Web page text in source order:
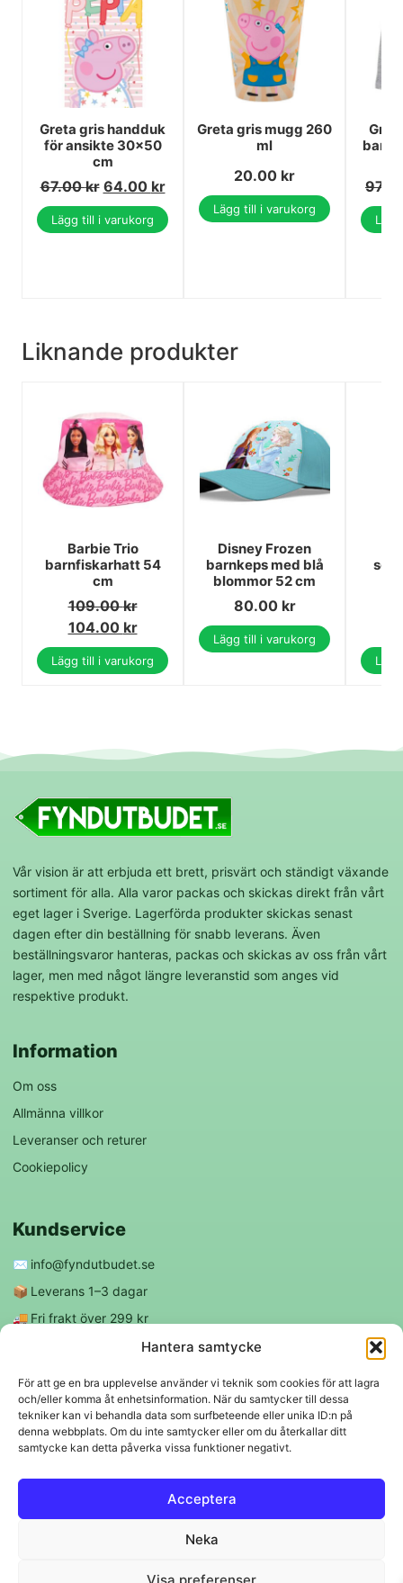
Hantera samtycke
För att ge en bra upplevelse använder vi teknik som cookies för att lagra
och/eller komma åt enhetsinformation. När du samtycker till dessa
tekniker kan vi behandla data som surfbeteende eller unika ID:n på
denna webbplats. Om du inte samtycker eller om du återkallar ditt
samtycke kan detta påverka vissa funktioner negativt.
Acceptera
Neka
Visa preferenser
Greta gris handduk
för ansikte 30x50
cm
67.00kr 64.00 kr
Lägg till i varukorg
Greta gris mugg 260
ml
20.00 kr
Lägg till i varukorg
barn
Liknande produkter
Barbie Trio
barnfiskarhatt 54
cm
109.00kr
104.00 kr
Lägg till i varukorg
Disney Frozen
barnkeps med blå
blommor 52 cm
80.00 kr
Lägg till i varukorg
Vår vision är att erbjuda ett brett, prisvärt och ständigt växande
sortiment för alla. Alla varor packas och skickas direkt från vårt
eget lager i Sverige. Lagerförda produkter skickas senast
dagen efter din beställning för snabb leverans. Även
beställningsvaror hanteras, packas och skickas av oss från vårt
lager, men med något längre leveranstid som anges vid
respektive produkt.
Information
Om oss
Allmänna villkor
Leveranser och returer
Cookiepolicy
Kundservice
✉️ info@fyndutbudet.se
📦 Leverans 1–3 dagar
🚚 Fri frakt över 299 kr
Följ oss
f ◎
Trygga betalningar
Swish